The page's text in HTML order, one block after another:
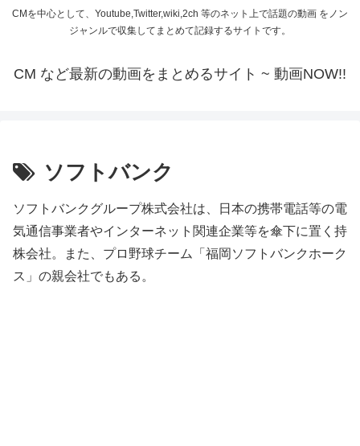
CMを中心として、Youtube,Twitter,wiki,2ch 等のネット上で話題の動画 をノン
ジャンルで収集してまとめて記録するサイトです。
CM など最新の動画をまとめるサイト ~ 動画NOW!!
ソフトバンク
ソフトバンクグループ株式会社は、日本の携帯電話等の電
気通信事業者やインターネット関連企業等を傘下に置く持
株会社。また、プロ野球チーム「福岡ソフトバンクホーク
ス」の親会社でもある。